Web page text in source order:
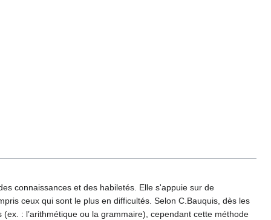
connaissances et des habiletés. Elle s'appuie sur de
ceux qui sont le plus en difficultés. Selon C.Bauquis, dès les
: l’arithmétique ou la grammaire), cependant cette méthode